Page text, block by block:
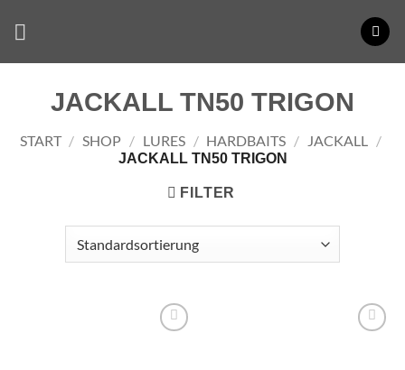
JACKALL TN50 TRIGON
START / SHOP / LURES / HARDBAITS / JACKALL /
JACKALL TN50 TRIGON
FILTER